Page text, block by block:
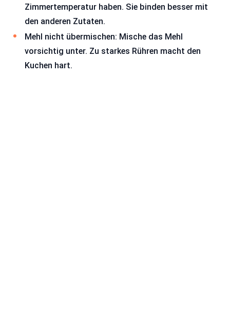
Zimmertemperatur haben. Sie binden besser mit
den anderen Zutaten.
Mehl nicht übermischen: Mische das Mehl
vorsichtig unter. Zu starkes Rühren macht den
Kuchen hart.